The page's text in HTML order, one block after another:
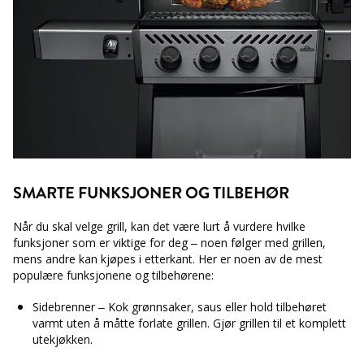
SMARTE FUNKSJONER OG TILBEHØR
Når du skal velge grill, kan det være lurt å vurdere hvilke
funksjoner som er viktige for deg – noen følger med grillen,
mens andre kan kjøpes i etterkant. Her er noen av de mest
populære funksjonene og tilbehørene:
Sidebrenner – Kok grønnsaker, saus eller hold tilbehøret
varmt uten å måtte forlate grillen. Gjør grillen til et komplett
utekjøkken.